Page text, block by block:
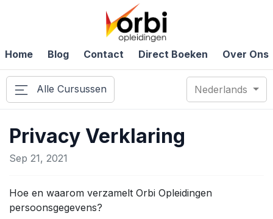
Home Blog Contact Direct Boeken Over Ons
Alle Cursussen Nederlands
Privacy Verklaring
Sep 21, 2021
Hoe en waarom verzamelt Orbi Opleidingen
persoonsgegevens?